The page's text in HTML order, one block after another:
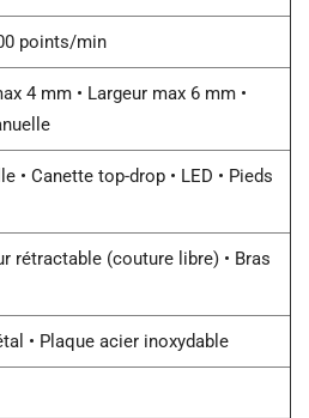
points/min
4 mm • Largeur max 6 mm •
• Canette top-drop • LED • Pieds
rétractable (couture libre) • Bras
• Plaque acier inoxydable